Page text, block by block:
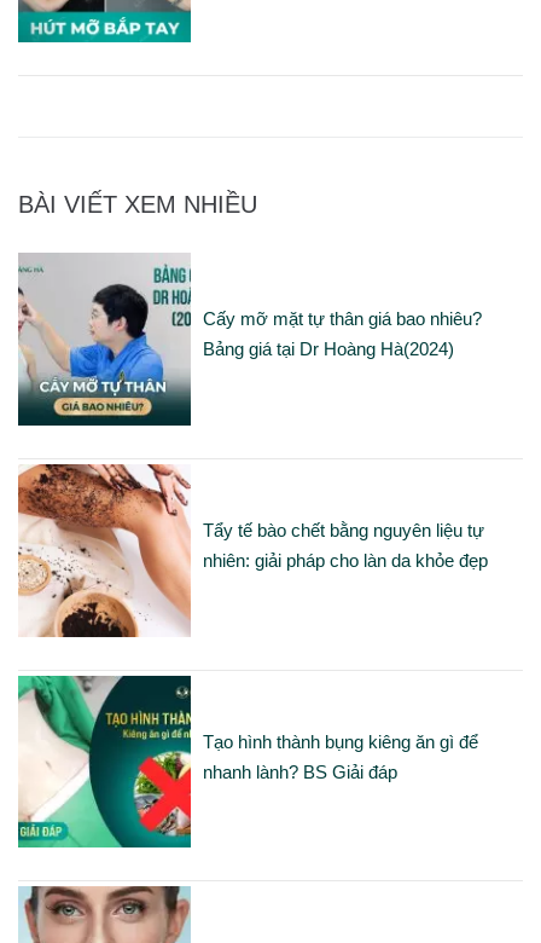
BÀI VIẾT XEM NHIỀU
Cấy mỡ mặt tự thân giá bao nhiêu?
Bảng giá tại Dr Hoàng Hà(2024)
Tẩy tế bào chết bằng nguyên liệu tự
nhiên: giải pháp cho làn da khỏe đẹp
Tạo hình thành bụng kiêng ăn gì để
nhanh lành? BS Giải đáp